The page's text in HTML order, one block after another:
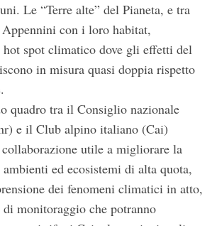
Le “Terre alte” del Pianeta, e tra
con i loro habitat,
hot spot climatico dove gli effetti del
in misura quasi doppia rispetto
quadro tra il Consiglio nazionale
e il Club alpino italiano (Cai)
utile a migliorare la
ed ecosistemi di alta quota,
dei fenomeni climatici in atto,
monitoraggio che potranno